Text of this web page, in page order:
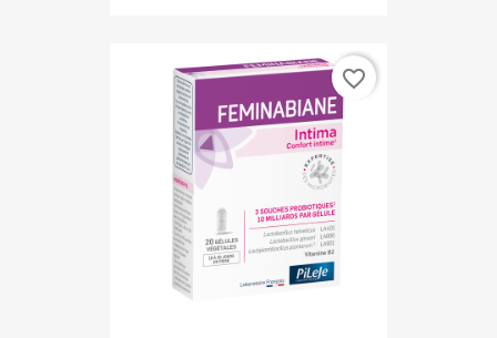
favorite_border